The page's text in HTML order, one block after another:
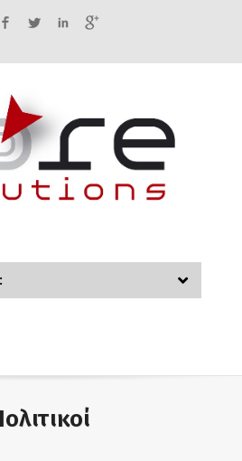
FacebookTwitterLinkedIn